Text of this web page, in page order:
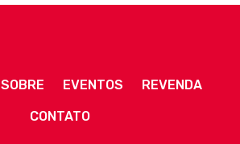
SOBRE EVENTOS REVENDA
CONTATO